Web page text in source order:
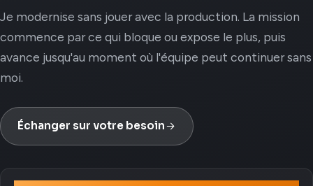
Je modernise sans jouer avec la production. La mission
commence par ce qui bloque ou expose le plus, puis
avance jusqu'au moment où l'équipe peut continuer sans
moi.
Échanger sur votre besoin